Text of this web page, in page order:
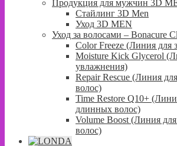
Продукция для мужчин 3D
Стайлинг 3D Men
Уход 3D MEN
Уход за волосами – Bonacure
Color Freeze (Линия для
Moisture Kick Glycerol
увлажнения)
Repair Rescue (Линия
волос)
Time Restore Q10+
длинных волос)
Volume Boost (Линия
волос)